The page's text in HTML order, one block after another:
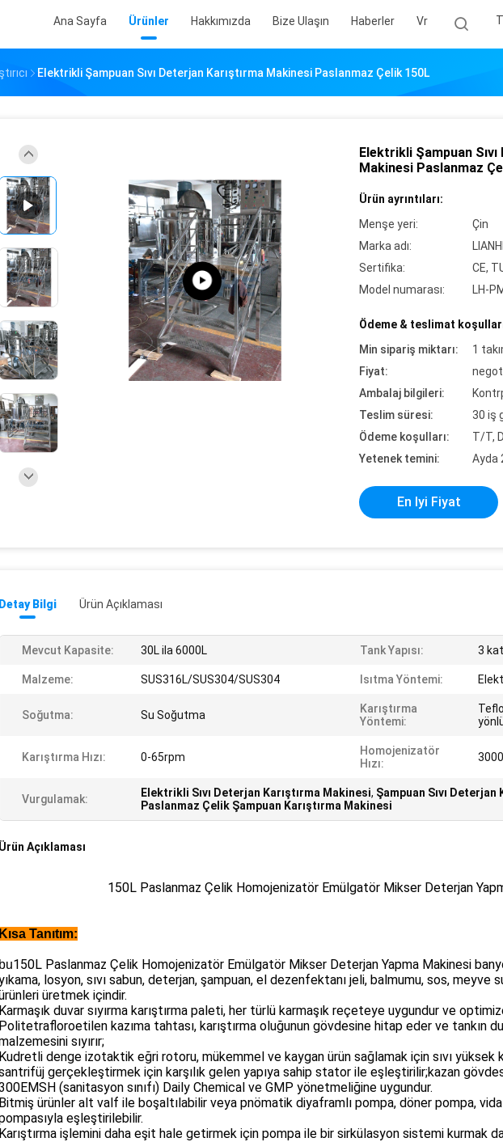
Ana Sayfa Ürünler Hakkımızda Bize Ulaşın Haberler Vr
Elektrikli Şampuan Sıvı Deterjan Karıştırma Makinesi Paslanmaz Çelik 150L
Elektrikli Şampuan
Makinesi Paslanmaz
Ürün ayrıntıları:
Menşe yeri:
Çin
Marka adı:
Sertifika:
CE,
Model numarası:
LH-
Ödeme & teslimat
Min sipariş miktarı:
1
Fiyat:
Ambalaj bilgileri:
Teslim süresi:
30 iş
Ödeme koşulları:
T/T,
Yetenek temini:
Ayda
En Iyi Fiyat
Detay Bilgi Ürün Açıklaması
Mevcut Kapasite: 30L ila 6000L Tank Yapısı: 3
Malzeme: SUS316L/SUS304/SUS304 Isıtma Yöntemi:
Soğutma: Su Soğutma
Karıştırma
Yöntemi:
Karıştırma Hızı: 0-65rpm
Homojenizatör
Hızı:
Vurgulamak: Elektrikli Sıvı Deterjan Karıştırma Makinesi, Şampuan Sıvı Deterjan
Paslanmaz Çelik Şampuan Karıştırma Makinesi
Ürün Açıklaması
150L Paslanmaz Çelik Homojenizatör Emülgatör Mikser Deterjan
Kısa Tanıtım:
bu150L Paslanmaz Çelik Homojenizatör Emülgatör Mikser Deterjan Yapma Makinesi
losyon, sıvı sabun, deterjan, şampuan, el dezenfektanı jeli, balmumu, sos, meyve
üretmek içindir.
Karmaşık duvar sıyırma karıştırma paleti, her türlü karmaşık reçeteye uygundur ve
Politetrafloroetilen kazıma tahtası, karıştırma oluğunun gövdesine hitap eder ve tankın
sıyırır;
Kudretli denge izotaktik eğri rotoru, mükemmel ve kaygan ürün sağlamak için sıvı
gerçekleştirmek için karşılık gelen yapıya sahip stator ile eşleştirilir;kazan
(sanitasyon sınıfı) Daily Chemical ve GMP yönetmeliğine uygundur.
Bitmiş ürünler alt valf ile boşaltılabilir veya pnömatik diyaframlı pompa, döner pompa,
eşleştirilebilir.
Karıştırma işlemini daha eşit hale getirmek için pompa ile bir sirkülasyon sistemi kurmak